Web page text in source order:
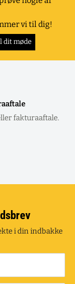
vi til dig!
dit møde
fakturaaftale.
i din indbakke